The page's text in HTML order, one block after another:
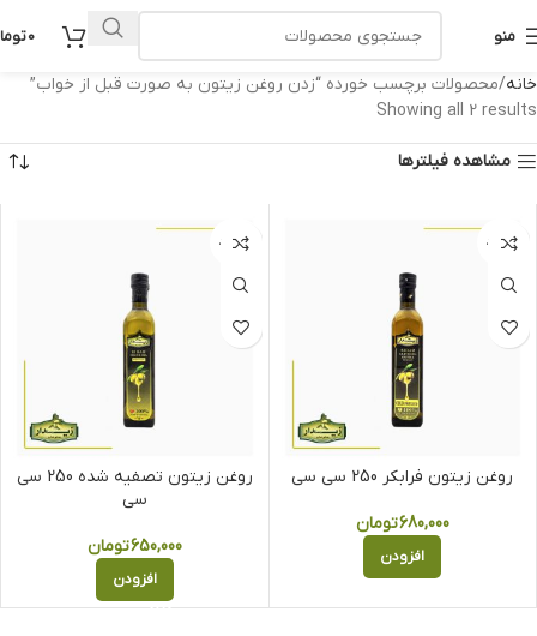
منو 0
خانه محصولات برچسب خورده “زدن روغن زیتون به صورت قبل از خواب”
Showing all 2 results
مشاهده فیلترها
ناموجود
روغن زیتون فرابکر 250 سی سی
680,000تومان
افزودن
ناموجود
روغن زیتون تصفیه شده 250 سی
سی
650,000تومان
افزودن